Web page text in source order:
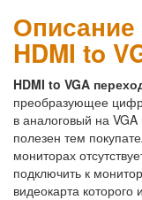
Описание
HDMI to
HDMI to VGA
преобразующее
в аналоговый на
полезен тем
мониторах
подключить к
видеокарта